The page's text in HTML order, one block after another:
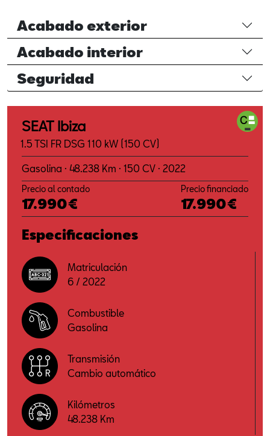
Acabado exterior
Acabado interior
Seguridad
SEAT Ibiza
1.5 TSI FR DSG 110 kW (150 CV)
Gasolina · 48.238 Km · 150 CV · 2022
Precio al contado
17.990€
Precio financiado
17.990€
Especificaciones
Matriculación
6 / 2022
Combustible
Gasolina
Transmisión
Cambio automático
Kilómetros
48.238 Km